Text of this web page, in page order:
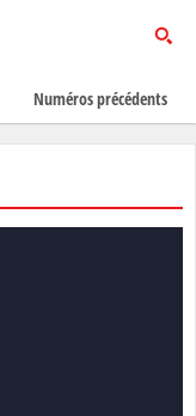
Numéros précédents